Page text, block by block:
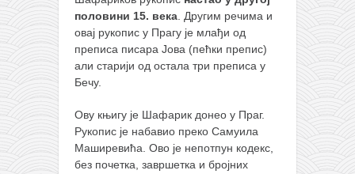
половини 15. века. Другим речима и
овај рукопис у Прагу је млађи од
преписа писара Јова (пећки препис)
али старији од остала три преписа у
Бечу.
Ову књигу је Шафарик донео у Праг.
Рукопис је набавио преко Самуила
Маширевића. Ово је непотпун кодекс,
без почетка, завршетка и бројних